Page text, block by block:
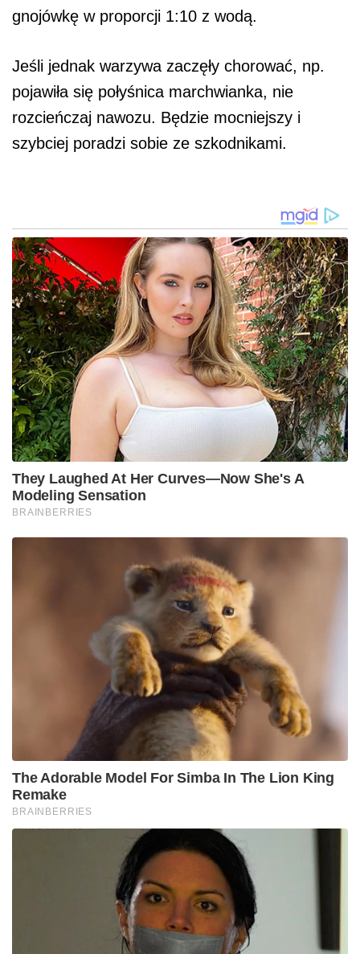
gnojówkę w proporcji 1:10 z wodą.
Jeśli jednak warzywa zaczęły chorować, np.
pojawiła się połyśnica marchwianka, nie
rozcieńczaj nawozu. Będzie mocniejszy i
szybciej poradzi sobie ze szkodnikami.